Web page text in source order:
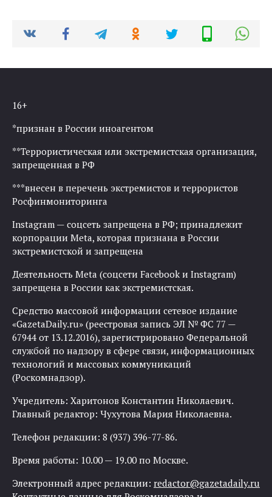
16+
*признан в России иноагентом
**Террористическая или экстремистская организация,
запрещенная в РФ
***внесен в перечень экстремистов и террористов
Росфинмониторинга
Instagram — соцсеть запрещена в РФ; принадлежит
корпорации Meta, которая признана в России
экстремистской и запрещена
Деятельность Meta (соцсети Facebook и Instagram)
запрещена в России как экстремистская.
Средство массовой информации сетевое издание
«GazetaDaily.ru» (реестровая запись ЭЛ № ФС 77 —
67944 от 13.12.2016), зарегистрировано Федеральной
службой по надзору в сфере связи, информационных
технологий и массовых коммуникаций
(Роскомнадзор).
Учредитель: Харитонов Константин Николаевич.
Главный редактор: Чухутова Мария Николаевна.
Телефон редакции: 8 (937) 396-77-86.
Время работы: 10.00 — 19.00 по Москве.
Электронный адрес редакции: redactor@gazetadaily.ru